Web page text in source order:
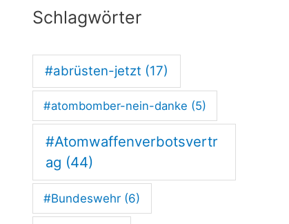
k
e
r
e
Schlagwörter
#abrüsten-jetzt (17)
#atombomber-nein-danke (5)
#Atomwaffenverbotsvertr
ag (44)
#Bundeswehr (6)